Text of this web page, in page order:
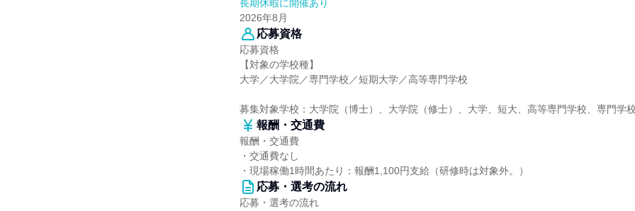
長期休暇に開催あり
2026年8月
応募資格
応募資格
【対象の学校種】
大学／大学院／専門学校／短期大学／高等専門学校
募集対象学校：大学院（博士）、大学院（修士）、大学、短大、高等専門学校、専門学
報酬・交通費
報酬・交通費
・交通費なし
・現場稼働1時間あたり：報酬1,100円支給（研修時は対象外。）
応募・選考の流れ
応募・選考の流れ